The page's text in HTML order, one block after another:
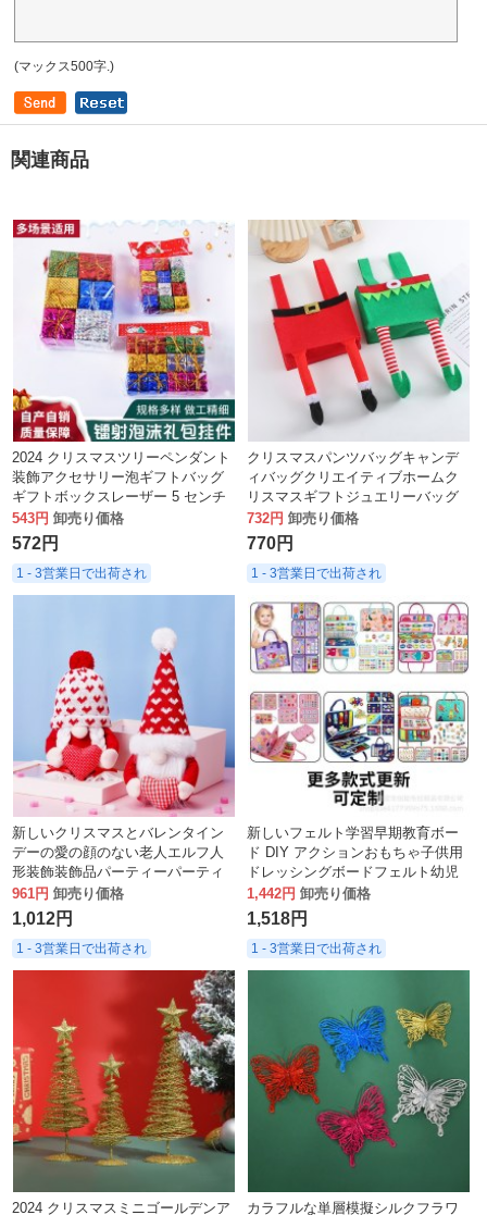
(マックス500字.)
関連商品
2024 クリスマスツリーペンダント
装飾アクセサリー泡ギフトバッグ
ギフトボックスレーザー 5 センチ
メートル 4 センチメートル 3 セン
チメートル 25 センチメートル
543円 卸売り価格
572円
1 - 3営業日で出荷され
クリスマスパンツバッグキャンデ
ィバッグクリエイティブホームク
リスマスギフトジュエリーバッグ
クリスマスデコレーションキャン
ディバッグ
732円 卸売り価格
770円
1 - 3営業日で出荷され
新しいクリスマスとバレンタイン
デーの愛の顔のない老人エルフ人
形装飾装飾品パーティーパーティ
ーの装飾
961円 卸売り価格
1,012円
1 - 3営業日で出荷され
新しいフェルト学習早期教育ボー
ド DIY アクションおもちゃ子供用
ドレッシングボードフェルト幼児
ビジーボード
1,442円 卸売り価格
1,518円
1 - 3営業日で出荷され
2024 クリスマスミニゴールデンア
カラフルな単層模擬シルクフラワ